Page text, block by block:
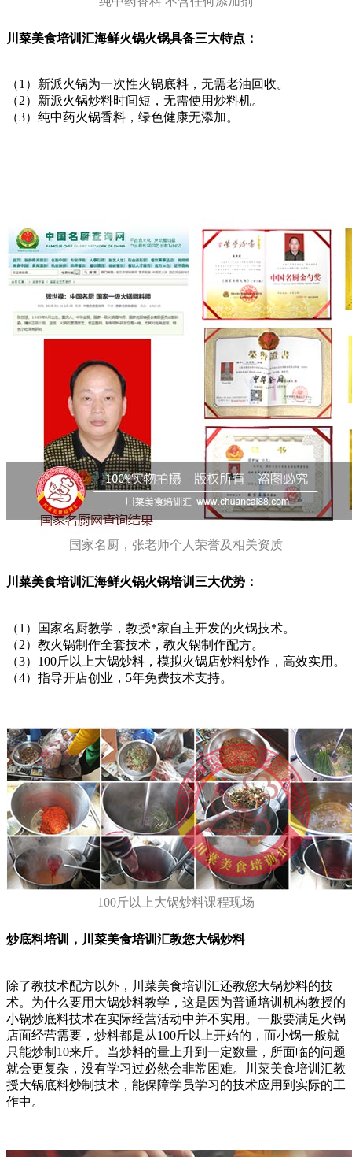
川菜美食培训汇海鲜火锅火锅具备三大特点：
（1）新派火锅为一次性火锅底料，无需老油回收。
（2）新派火锅炒料时间短，无需使用炒料机。
（3）纯中药火锅香料，绿色健康无添加。
国家名厨，张老师个人荣誉及相关资质
川菜美食培训汇海鲜火锅火锅培训三大优势：
（1）国家名厨教学，教授*家自主开发的火锅技术。
（2）教火锅制作全套技术，教火锅制作配方。
（3）100斤以上大锅炒料，模拟火锅店炒料炒作，高效实用。
（4）指导开店创业，5年免费技术支持。
100斤以上大锅炒料课程现场
炒底料培训，川菜美食培训汇教您大锅炒料
除了教技术配方以外，川菜美食培训汇还教您大锅炒料的技
术。为什么要用大锅炒料教学，这是因为普通培训机构教授的
小锅炒底料技术在实际经营活动中并不实用。一般要满足火锅
店面经营需要，炒料都是从100斤以上开始的，而小锅一般就
只能炒制10来斤。当炒料的量上升到一定数量，所面临的问题
就会更复杂，没有学习过必然会非常困难。川菜美食培训汇教
授大锅底料炒制技术，能保障学员学习的技术应用到实际的工
作中。